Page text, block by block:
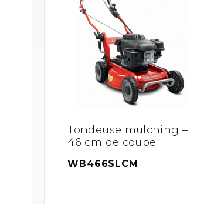
Tondeuse mulching –
46 cm de coupe
WB466SLCM